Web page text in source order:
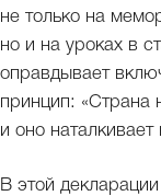
не только на
но и на уроках в
оправдывает
принцип: «Страна
и оно
В этой